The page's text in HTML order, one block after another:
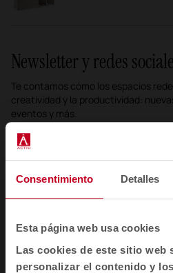
Consentimiento Detalles
Esta página web usa cookies
Las cookies de este sitio web
personalizar el contenido y
Newsletter y redes
Te contamos cómo los espacios
creatividad y la productividad:
eventos y más.
Correo electrónico newsletter
He leído y acepto la Política de
ES